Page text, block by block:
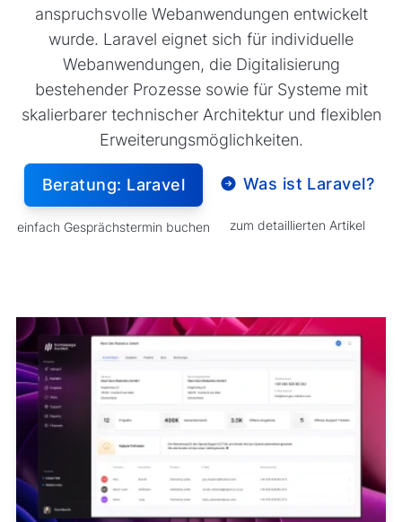
anspruchsvolle Webanwendungen entwickelt
wurde. Laravel eignet sich für individuelle
Webanwendungen, die Digitalisierung
bestehender Prozesse sowie für Systeme mit
skalierbarer technischer Architektur und flexiblen
Erweiterungsmöglichkeiten.
Beratung: Laravel
einfach Gesprächstermin buchen
Was ist Laravel?
zum detaillierten Artikel